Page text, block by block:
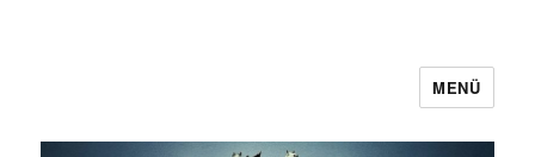
MENÜ